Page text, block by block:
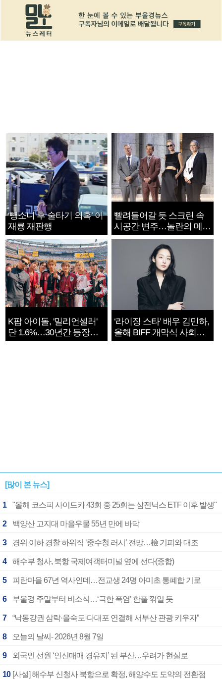
‘뺑소니 후 술타기 의혹’ 이
재룡 재판행
빨려들어갈 듯 스크린 속
시공간 변주…놀란의 메시
지는 ‘전쟁 속죄’
K팝 아이돌, '밀리언셀러'
단 1.6%…30년간 등장
1182개팀 전수조사
‘라이징 스타’ 배우 김민하,
올해 BIFF 개막식 사회자
확정
[많이 본 뉴스]
1 "올해 코스피 사이드카 43회 중 25회는 삼전닉스 ETF 이후 발생"
2 백양산 고지대 마을우물 55년 만에 바닥
3 경위 이하 경찰 하위직 ‘중수청 러시’ 전망…檢 기피와 대조
4 해수부 청사, 북항 국제여객터미널 옆에 선다(종합)
5 피란마을 67년 역사인데…전교생 24명 아미초 통폐합 기로
6 부울경 주말부터 비소식…‘극한 폭염’ 한풀 꺾일 듯
7 “낙동강권 삼락·을숙도·다대포 연결해 서부산 관광 키우자”
8 오늘의 날씨- 2026년 8월 7일
9 외국인 선원 ‘인신매매 경유지’ 된 부산…우려가 현실로
10 [사설] 해수부 신청사 북항으로 확정, 해양수도 도약의 전환점